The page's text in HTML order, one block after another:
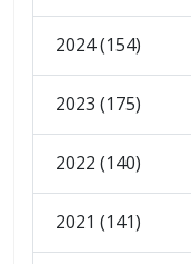
2024 (154)
2023 (175)
2022 (140)
2021 (141)